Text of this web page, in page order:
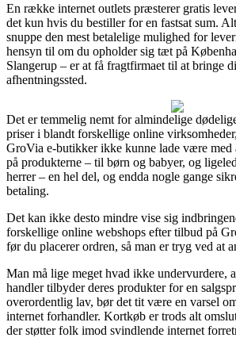
En række internet outlets præsterer gratis
det kun hvis du bestiller for en fastsat sum.
snuppe den mest betalelige mulighed for
hensyn til om du opholder sig tæt på
Slangerup – er at få fragtfirmaet til at bringe
afhentningssted.
Det er temmelig nemt for almindelige
priser i blandt forskellige online
GroVia e-butikker ikke kunne lade være med
på produkterne – til børn og babyer, og
herrer – en hel del, og endda nogle gange
betaling.
Det kan ikke desto mindre vise sig
forskellige online webshops efter tilbud på
før du placerer ordren, så man er tryg ved at
Man må lige meget hvad ikke undervurdere,
handler tilbyder deres produkter for en
overordentlig lav, bør det tit være en varsel
internet forhandler. Kortkøb er trods alt
der støtter folk imod svindlende internet